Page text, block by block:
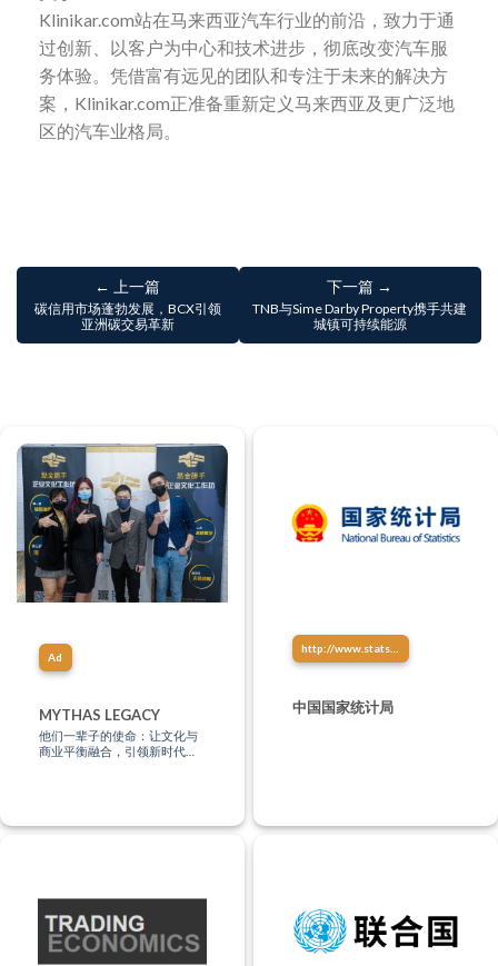
Klinikar.com站在马来西亚汽车行业的前沿，致力于通
过创新、以客户为中心和技术进步，彻底改变汽车服
务体验。凭借富有远见的团队和专注于未来的解决方
案，Klinikar.com正准备重新定义马来西亚及更广泛地
区的汽车业格局。
← 上一篇
碳信用市场蓬勃发展，BCX引领
亚洲碳交易革新
下一篇 →
TNB与Sime Darby Property携手共建
城镇可持续能源
Ad
MYTHAS LEGACY
他们一辈子的使命：让文化与
商业平衡融合，引领新时代的
http://www.stats.gov.cn/
中国国家统计局